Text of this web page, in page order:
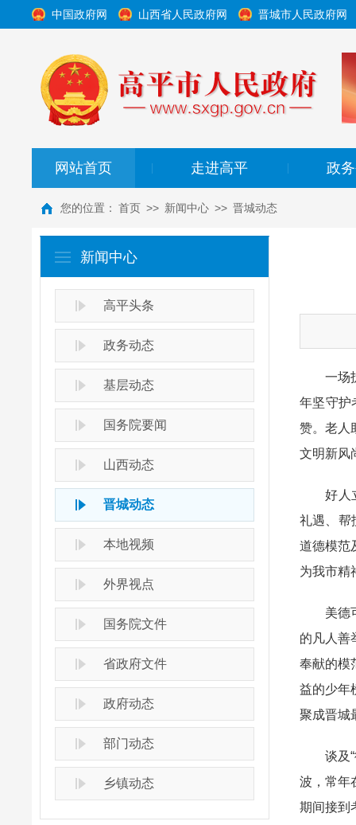
中国政府网 山西省人民政府网 晋城市人民政府网
网站首页 走进高平 政
您的位置： 首页 >> 新闻中心 >> 晋城动态
新闻中心
高平头条
政务动态
基层动态
国务院要闻
山西动态
晋城动态
本地视频
外界视点
国务院文件
省政府文件
政府动态
部门动态
乡镇动态
一场护
年坚守护
赞。老人
文明新风
好人立
礼遇、帮
道德模范
为我市精
美德可
的凡人善
奉献的模
益的少年
聚成晋城
谈及“德
波，常年
期间接到